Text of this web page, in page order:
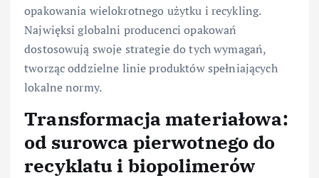
opakowania wielokrotnego użytku i recykling.
Najwięksi globalni producenci opakowań
dostosowują swoje strategie do tych wymagań,
tworząc oddzielne linie produktów spełniających
lokalne normy.
Transformacja materiałowa:
od surowca pierwotnego do
recyklatu i biopolimerów